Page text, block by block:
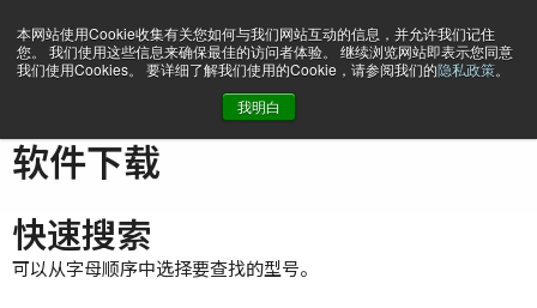
本网站使用Cookie收集有关您如何与我们网站互动的信息，并允许我们记住
您。 我们使用这些信息来确保最佳的访问者体验。 继续浏览网站即表示您同意
我们使用Cookies。 要详细了解我们使用的Cookie，请参阅我们的隐私政策。
我明白
软件下载
软件下载
快速搜索
可以从字母顺序中选择要查找的型号。